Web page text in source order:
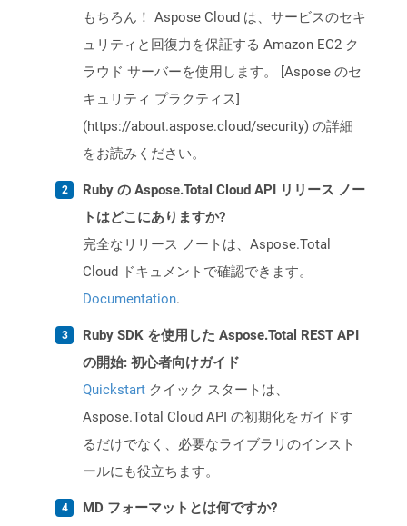
もちろん！ Aspose Cloud は、サービスのセキ
ュリティと回復力を保証する Amazon EC2 ク
ラウド サーバーを使用します。 [Aspose のセ
キュリティ プラクティス]
(https://about.aspose.cloud/security) の詳細
をお読みください。
Ruby の Aspose.Total Cloud API リリース ノー
トはどこにありますか?
完全なリリース ノートは、Aspose.Total
Cloud ドキュメントで確認できます。
Documentation.
Ruby SDK を使用した Aspose.Total REST API
の開始: 初心者向けガイド
Quickstart クイック スタートは、
Aspose.Total Cloud API の初期化をガイドす
るだけでなく、必要なライブラリのインスト
ールにも役立ちます。
MD フォーマットとは何ですか?